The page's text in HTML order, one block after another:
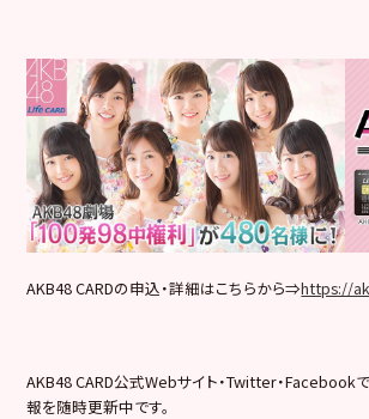
AKB48 CARDの申込・詳細はこちらから⇒https://
AKB48 CARD公式Webサイト・Twitter・Facebook
報を随時更新中です。